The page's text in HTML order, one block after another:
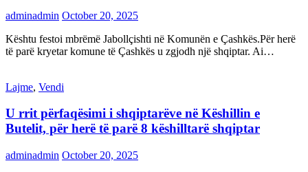
adminadmin October 20, 2025
Kështu festoi mbrëmë Jabollçishti në Komunën e Çashkës.Për herë
të parë kryetar komune të Çashkës u zgjodh një shqiptar. Ai…
Lajme, Vendi
U rrit përfaqësimi i shqiptarëve në Këshillin e
Butelit, për herë të parë 8 këshilltarë shqiptar
adminadmin October 20, 2025